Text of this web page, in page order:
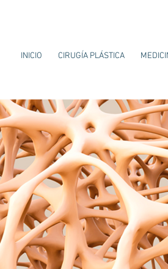
INICIO CIRUGÍA PLÁSTICA